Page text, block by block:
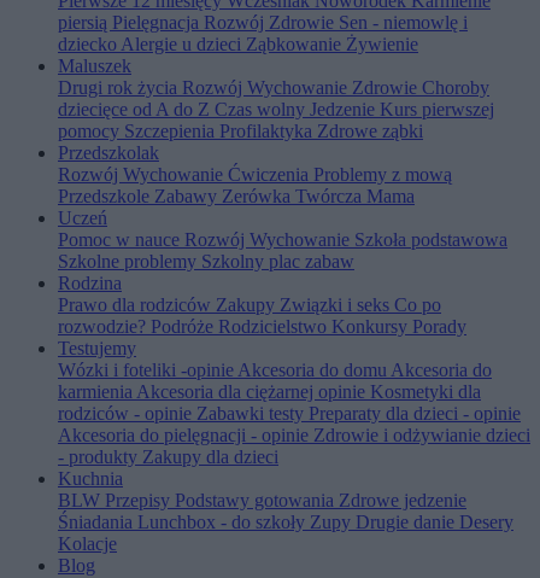
piersią Pielęgnacja Rozwój Zdrowie Sen - niemowlę i
dziecko Alergie u dzieci Ząbkowanie Żywienie
Maluszek
Drugi rok życia Rozwój Wychowanie Zdrowie Choroby
dziecięce od A do Z Czas wolny Jedzenie Kurs pierwszej
pomocy Szczepienia Profilaktyka Zdrowe ząbki
Przedszkolak
Rozwój Wychowanie Ćwiczenia Problemy z mową
Przedszkole Zabawy Zerówka Twórcza Mama
Uczeń
Pomoc w nauce Rozwój Wychowanie Szkoła podstawowa
Szkolne problemy Szkolny plac zabaw
Rodzina
Prawo dla rodziców Zakupy Związki i seks Co po
rozwodzie? Podróże Rodzicielstwo Konkursy Porady
Testujemy
Wózki i foteliki -opinieAkcesoria do domu Akcesoria do
karmieniaAkcesoria dla ciężarnej opinie Kosmetyki dla
rodziców - opinie Zabawki testy Preparaty dla dzieci - opinie
Akcesoria do pielęgnacji - opinie Zdrowie i odżywianie dzieci
- produkty Zakupy dla dzieci
Kuchnia
BLW Przepisy Podstawy gotowania Zdrowe jedzenie
Śniadania Lunchbox - do szkoły Zupy Drugie danie Desery
Kolacje
Blog